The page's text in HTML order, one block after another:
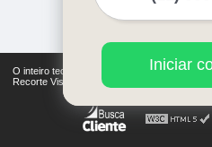
Mapa do
Mais
O inteiro teor deste site está sujeito à
Recorte Visual (Lei 9610 de 19/02/1998)
Iniciar